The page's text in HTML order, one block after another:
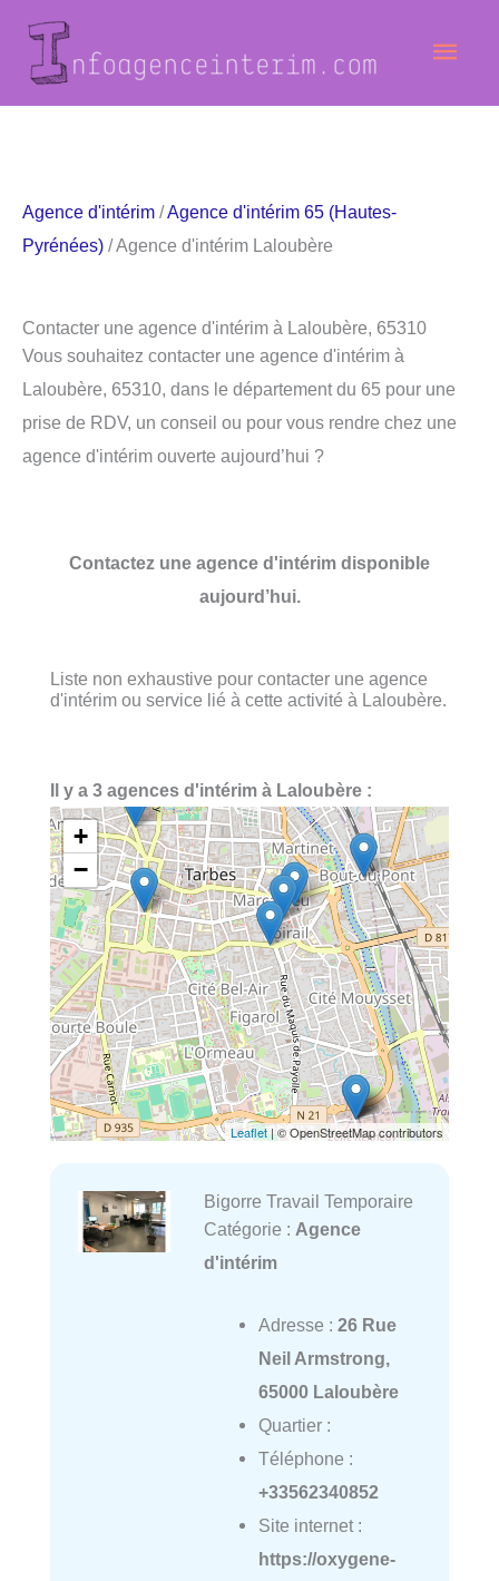
contenu
Agence d'intérim /Agence d'intérim 65 (Hautes-
Pyrénées) / Agence d'intérim Laloubère
Contacter une agence d'intérim à Laloubère, 65310
Vous souhaitez contacter une agence d'intérim à
Laloubère, 65310, dans le département du 65 pour une
prise de RDV, un conseil ou pour vous rendre chez une
agence d'intérim ouverte aujourd’hui ?
Contactez une agence d'intérim disponible
aujourd’hui.
Liste non exhaustive pour contacter une agence
d'intérim ou service lié à cette activité à Laloubère.
Il y a 3 agences d'intérim à Laloubère :
+
−
Leaflet| © OpenStreetMap contributors
Bigorre Travail Temporaire
Catégorie : Agence
d'intérim
Adresse : 26 Rue
Neil Armstrong,
65000 Laloubère
Quartier :
Téléphone :
+33562340852
Site internet :
https://oxygene-